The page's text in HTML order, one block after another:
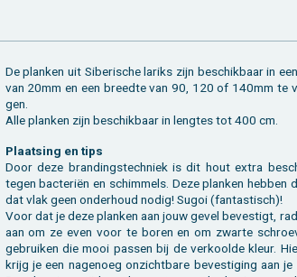
De plan­ken uit Si­be­ri­sche la­riks zijn be­schik­baar in
van 20mm en een breed­te van 90, 120 of 140mm te
gen.
Alle plan­ken zijn be­schik­baar in leng­tes tot 400 cm.
Plaat­sing en tips
Door deze bran­dings­tech­niek is dit hout extra
tegen bac­te­riën en schim­mels. Deze plan­ken heb­ben
dat vlak geen on­der­houd nodig! Sugoi (fan­tas­tisch)!
Voor dat je deze plan­ken aan jouw gevel be­ves­tigt,
aan om ze even voor te boren en om zwar­te
ge­brui­ken die mooi pas­sen bij de ver­kool­de kleur.
krijg je een na­ge­noeg on­zicht­ba­re be­ves­ti­ging aan je